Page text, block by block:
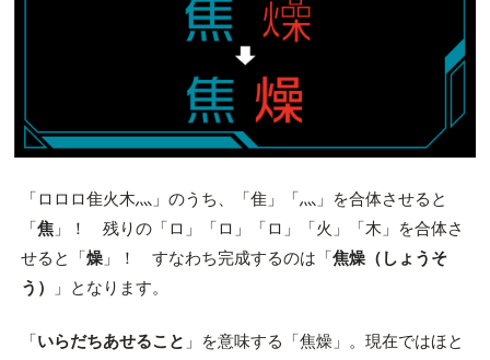
「ロロロ隹火木灬」のうち、「隹」「灬」を合体させると
「焦」！ 残りの「ロ」「ロ」「ロ」「火」「木」を合体さ
せると「燥」！ すなわち完成するのは「焦燥（しょうそ
う）
」となります。
「いらだちあせること 」を意味する「焦燥」。現在ではほと